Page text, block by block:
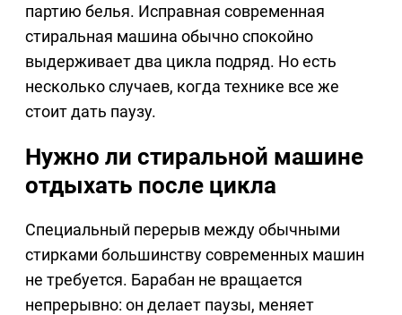
партию белья. Исправная современная
стиральная машина обычно спокойно
выдерживает два цикла подряд. Но есть
несколько случаев, когда технике все же
стоит дать паузу.
Нужно ли стиральной машине
отдыхать после цикла
Специальный перерыв между обычными
стирками большинству современных машин
не требуется. Барабан не вращается
непрерывно: он делает паузы, меняет